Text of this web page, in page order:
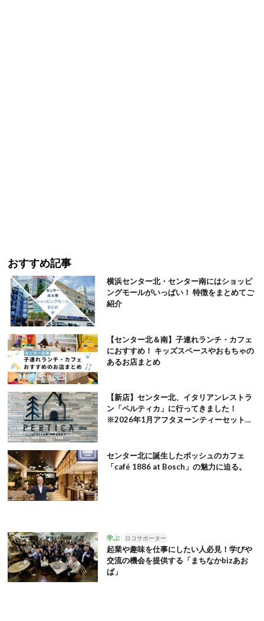
おすすめ記事
横浜センター北・センター南にはショッピ
ングモールがいっぱい！ 特徴をまとめてご
紹介
【センター北＆南】子連れランチ・カフェ
におすすめ！ キッズスペースやおもちゃの
あるお店まとめ
【新店】センター北、イタリアンレストラ
ン「ペルティカ」に行ってきました！
※2026年1月アフタヌーンティーセット追
センター北に誕生したボッシュのカフェ
「café 1886 at Bosch」の魅力に迫る。
学ぶ ロコサポーター
起業や趣味を仕事にしたい人必見！学びや
交流の機会を提供する「まちなかbizあお
ば」